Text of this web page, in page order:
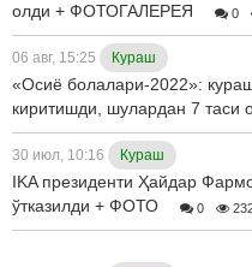
олди + ФОТОГАЛЕРЕЯ
0
06 авг, 15:25 Кураш
«Осиё болалари-2022»:
киритишди, шулардан 7 таси
30 июл, 10:16 Кураш
IKA президенти Ҳайдар
ўтказилди + ФОТО
0